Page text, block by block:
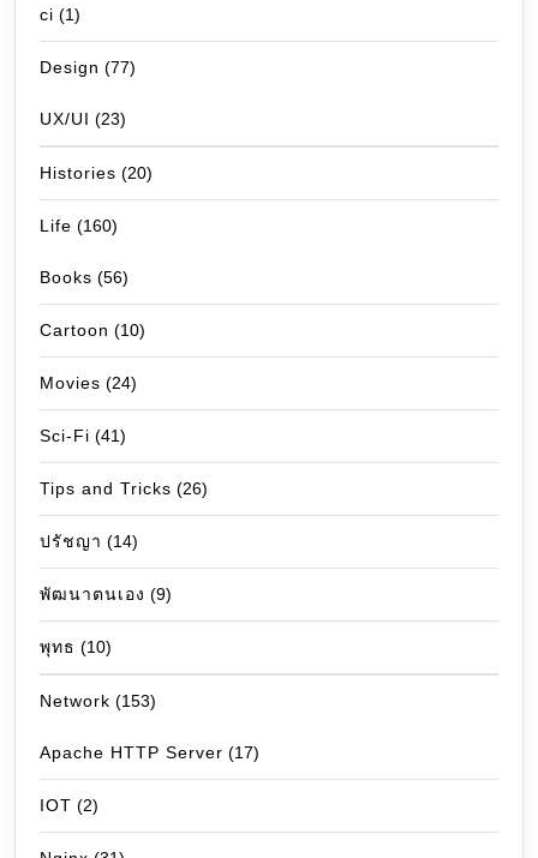
ci (1)
Design (77)
UX/UI (23)
Histories (20)
Life (160)
Books (56)
Cartoon (10)
Movies (24)
Sci-Fi (41)
Tips and Tricks (26)
ปรัชญา (14)
พัฒนาตนเอง (9)
พุทธ (10)
Network (153)
Apache HTTP Server (17)
IOT (2)